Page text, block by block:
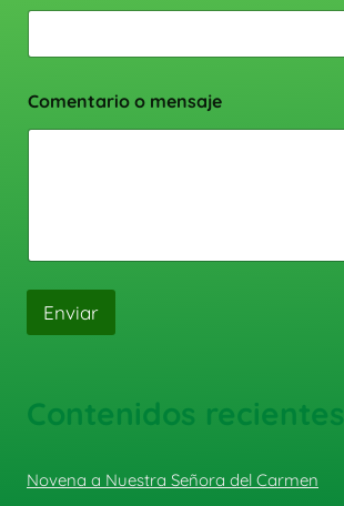
Comentario o mensaje
Enviar
Contenidos recientes
Novena a Nuestra Señora del Carmen